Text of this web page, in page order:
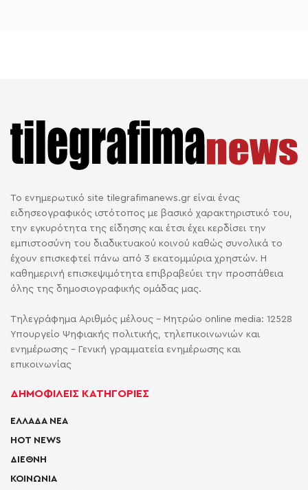
Το ενημερωτικό site tilegrafimanews.gr είναι ένας
ειδησεογραφικός ιστότοπος με βασικό χαρακτηριστικό του,
την εγκυρότητα της είδησης και έτσι έχει κερδίσει την
εμπιστοσύνη του διαδικτυακού κοινού καθώς συνολικά το
έχουν επισκεφτεί πάνω από 3 εκατομμύρια χρηστών. Η
καθημερινή επισκεψιμότητα επιβραβεύει την προσπάθεια
όλης της δημοσιογραφικής ομάδας μας.
Τηλεγράφημα Αριθμός μέλους - Μητρώο online media: 12528
Υπουργείο Ψηφιακής πολιτικής, τηλεπικοινωνιών και
ενημέρωσης - Γενική γραμματεία ενημέρωσης και
επικοινωνίας
ΔΗΜΟΦΙΛΕΙΣ ΚΑΤΗΓΟΡΙΕΣ
ΕΛΛΑΔΑ ΝΕΑ
HOT NEWS
ΔΙΕΘΝΗ
ΚΟΙΝΩΝΙΑ